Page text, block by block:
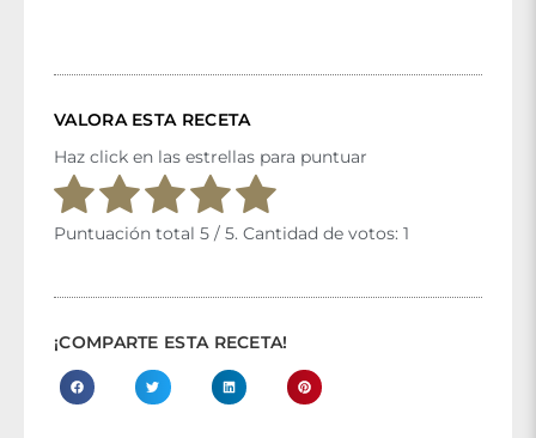
VALORA ESTA RECETA
Haz click en las estrellas para puntuar
Puntuación total 5 / 5. Cantidad de votos: 1
¡COMPARTE ESTA RECETA!